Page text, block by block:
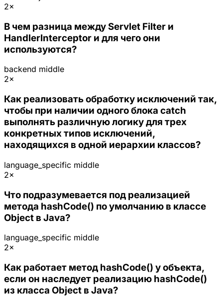
2×
В чем разница между Servlet Filter и
HandlerInterceptor и для чего они
используются?
backend middle
2×
Как реализовать обработку исключений так,
чтобы при наличии одного блока catch
выполнять различную логику для трех
конкретных типов исключений,
находящихся в одной иерархии классов?
language_specific middle
2×
Что подразумевается под реализацией
метода hashCode() по умолчанию в классе
Object в Java?
language_specific middle
2×
Как работает метод hashCode() у объекта,
если он наследует реализацию hashCode()
из класса Object в Java?